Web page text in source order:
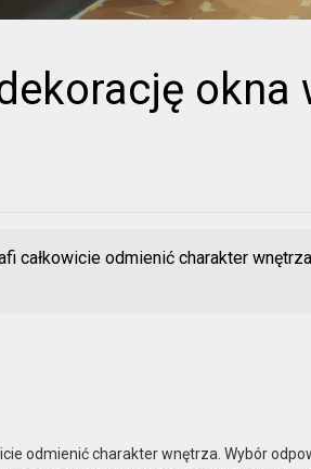
okna
całkowicie odmienić charakter
odmienić charakter wnętrza. Wybór